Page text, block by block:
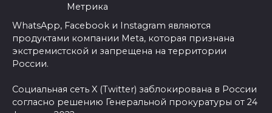
WhatsApp, Facebook и Instagram являются
продуктами компании Meta, которая признана
экстремистской и запрещена на территории
России.
Социальная сеть X (Twitter) заблокирована в России
согласно решению Генеральной прокуратуры от 24